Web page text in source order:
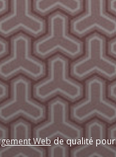
Webde qualité pour